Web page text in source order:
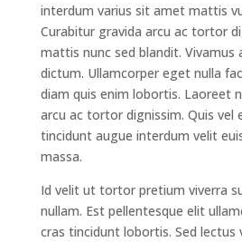
interdum varius sit amet mattis
Curabitur gravida arcu ac tortor
mattis nunc sed blandit. Vivamus
dictum. Ullamcorper eget nulla
diam quis enim lobortis. Laoreet
arcu ac tortor dignissim. Quis vel
tincidunt augue interdum velit
massa.
Id velit ut tortor pretium viverra
nullam. Est pellentesque elit
cras tincidunt lobortis. Sed